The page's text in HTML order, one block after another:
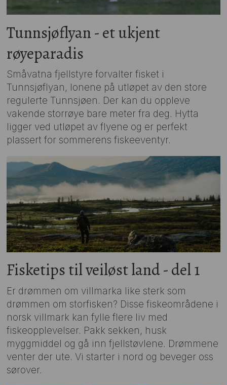
Tunnsjøflyan - et ukjent
røyeparadis
Småvatna fjellstyre forvalter fisket i
Tunnsjøflyan, lonene på utløpet av den store
regulerte Tunnsjøen. Der kan du oppleve
vakende storrøye bare meter fra deg. Hytta
ligger ved utløpet av flyene og er perfekt
plassert for sommerens fiskeeventyr.
Fisketips til veiløst land - del 1
Er drømmen om villmarka like sterk som
drømmen om storfisken? Disse fiskeområdene i
norsk villmark kan fylle flere liv med
fiskeopplevelser. Pakk sekken, husk
myggmiddel og gå inn fjellstøvlene. Drømmene
venter der ute. Vi starter i nord og beveger oss
sørover.